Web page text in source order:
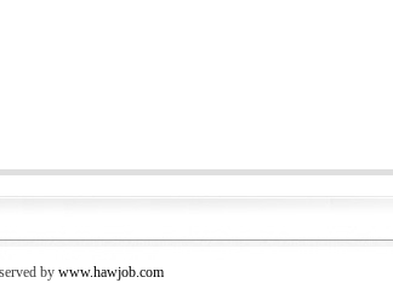
by www.hawjob.com